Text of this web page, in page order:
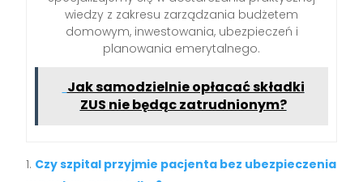
wiedzy z zakresu zarządzania budżetem
domowym, inwestowania, ubezpieczeń i
planowania emerytalnego.
Jak samodzielnie opłacać składki
ZUS nie będąc zatrudnionym?
Czy szpital przyjmie pacjenta bez ubezpieczenia